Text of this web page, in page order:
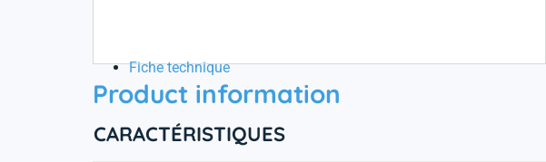
Fiche technique
Product information
CARACTÉRISTIQUES